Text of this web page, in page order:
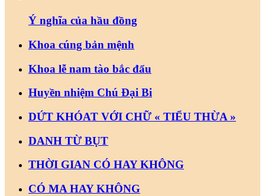
Ý nghĩa của hầu đồng
Khoa cúng bản mệnh
Khoa lễ nam tào bắc đẩu
Huyền nhiệm Chú Đại Bi
DỨT KHÓAT VỚI CHỮ « TIỂU THỪA »
DANH TỪ BỤT
THỜI GIAN CÓ HAY KHÔNG
CÓ MA HAY KHÔNG